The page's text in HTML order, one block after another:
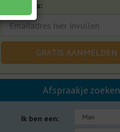
Emailadres:
GRATIS AANMELDEN
Afspraakje zoeken
Ik ben een: